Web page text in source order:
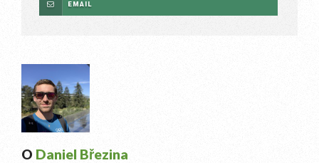
EMAIL
O Daniel Březina